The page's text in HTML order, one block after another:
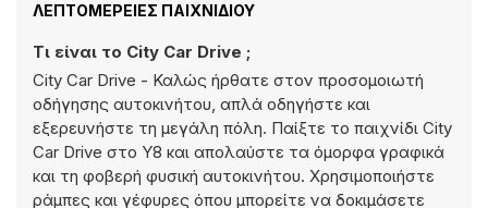
ΛΕΠΤΟΜΈΡΕΙΕΣ ΠΑΙΧΝΙΔΙΟΎ
Τι είναι το City Car Drive ;
City Car Drive - Καλώς ήρθατε στον προσομοιωτή
οδήγησης αυτοκινήτου, απλά οδηγήστε και
εξερευνήστε τη μεγάλη πόλη. Παίξτε το παιχνίδι City
Car Drive στο Y8 και απολαύστε τα όμορφα γραφικά
και τη φοβερή φυσική αυτοκινήτου. Χρησιμοποιήστε
ράμπες και γέφυρες όπου μπορείτε να δοκιμάσετε